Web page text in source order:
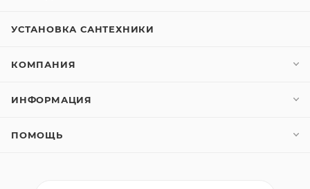
УСТАНОВКА САНТЕХНИКИ
КОМПАНИЯ
ИНФОРМАЦИЯ
ПОМОЩЬ